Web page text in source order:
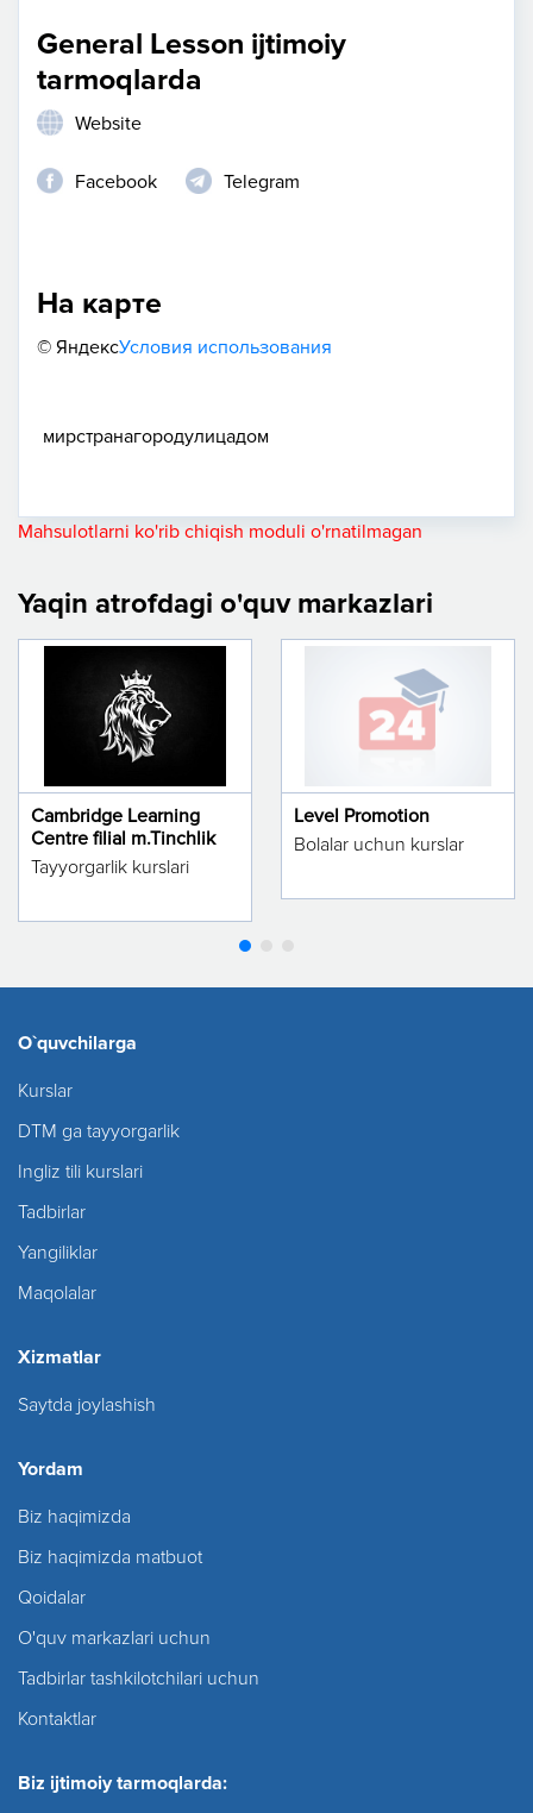
General Lesson ijtimoiy
tarmoqlarda
Website
Facebook Telegram
На карте
© ЯндексУсловия использования
мирстранагородулицадом
Mahsulotlarni ko'rib chiqish moduli o'rnatilmagan
Yaqin atrofdagi o'quv markazlari
Cambridge Learning
Centre filial m.Tinchlik
Tayyorgarlik kurslari
Level Promotion
Bolalar uchun kurslar
O`quvchilarga
Kurslar
DTM ga tayyorgarlik
Ingliz tili kurslari
Tadbirlar
Yangiliklar
Maqolalar
Xizmatlar
Saytda joylashish
Yordam
Biz haqimizda
Biz haqimizda matbuot
Qoidalar
O'quv markazlari uchun
Tadbirlar tashkilotchilari uchun
Kontaktlar
Biz ijtimoiy tarmoqlarda: